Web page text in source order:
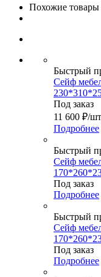
Похожие товары
Быстрый
Сейф
Под заказ
11 600 ₽/шт
Подробнее
Быстрый
Сейф
Под заказ
Подробнее
Быстрый
Сейф
Под заказ
Подробнее